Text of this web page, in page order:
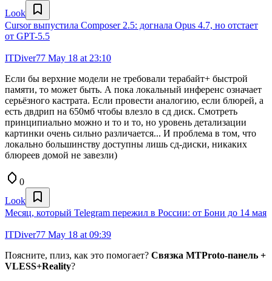
Look
Cursor выпустила Composer 2.5: догнала Opus 4.7, но отстает
от GPT-5.5
ITDiver77 May 18 at 23:10
Если бы верхние модели не требовали терабайт+ быстрой
памяти, то может быть. А пока локальный инференс означает
серьёзного кастрата. Если провести аналогию, если блюрей, а
есть двдрип на 650мб чтобы влезло в сд диск. Смотреть
принципиально можно и то и то, но уровень детализации
картинки очень сильно различается... И проблема в том, что
локально большинству доступны лишь сд-диски, никаких
блюреев домой не завезли)
0
Look
Месяц, который Telegram пережил в России: от Бони до 14 мая
ITDiver77 May 18 at 09:39
Поясните, плиз, как это помогает? Связка MTProto-панель +
VLESS+Reality?